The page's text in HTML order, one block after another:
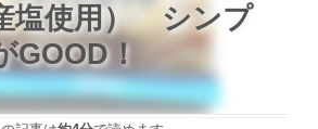
塩使用） シンプ
GOOD！